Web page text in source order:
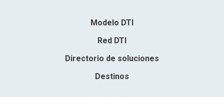
Modelo DTI
Red DTI
Directorio de soluciones
Destinos